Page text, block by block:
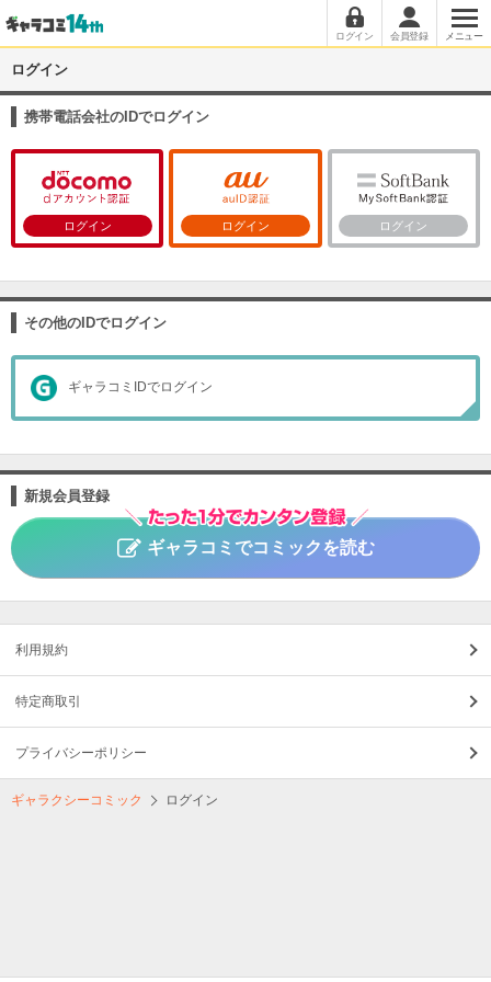
ログイン 会員登録 メニュー
ログイン
携帯電話会社のIDでログイン
ログイン ログイン ログイン
その他のIDでログイン
ギャラコミIDでログイン
新規会員登録
ギャラコミでコミックを読む
利用規約
特定商取引
プライバシーポリシー
ギャラクシーコミック ログイン